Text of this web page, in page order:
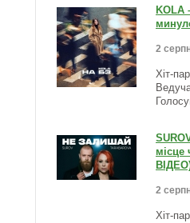
KOLA
2
Хіт-
місце
2
Хіт-